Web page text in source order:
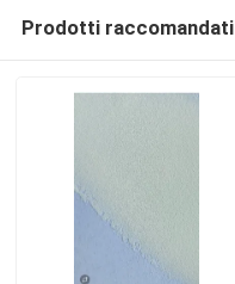
Prodotti raccomandati